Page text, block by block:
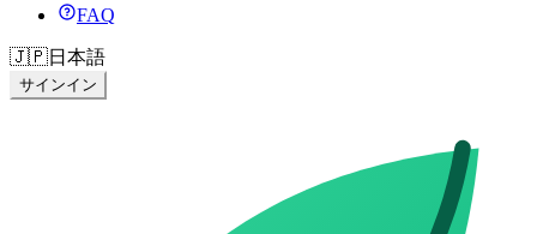
FAQ
🇯🇵日本語
サインイン